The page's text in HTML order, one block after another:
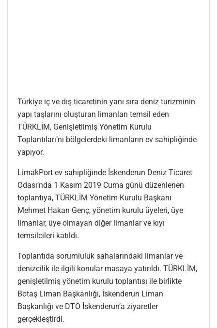
Türkiye iç ve dış ticaretinin yanı sıra deniz turizminin
yapı taşlarını oluşturan limanları temsil eden
TÜRKLİM, Genişletilmiş Yönetim Kurulu
Toplantıları’nı bölgelerdeki limanların ev sahipliğinde
yapıyor.
LimakPort ev sahipliğinde İskenderun Deniz Ticaret
Odası’nda 1 Kasım 2019 Cuma günü düzenlenen
toplantıya, TÜRKLİM Yönetim Kurulu Başkanı
Mehmet Hakan Genç, yönetim kurulu üyeleri, üye
limanlar, üye olmayan diğer limanlar ve kıyı
temsilcileri katıldı.
Toplantıda sorumluluk sahalarındaki limanlar ve
denizcilik ile ilgili konular masaya yatırıldı. TÜRKLİM,
genişletilmiş yönetim kurulu toplantısı ile birlikte
Botaş Liman Başkanlığı, İskenderun Liman
Başkanlığı ve DTO İskenderun’a ziyaretler
gerçekleştirdi.